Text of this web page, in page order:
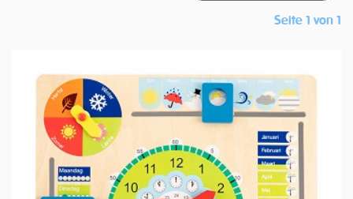
Seite 1 von 1